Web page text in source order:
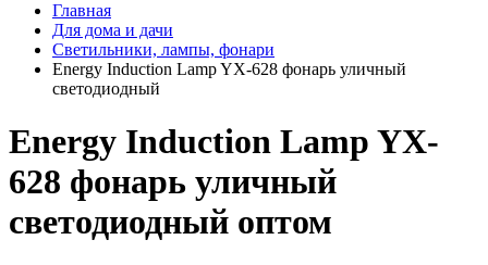
Главная
Для дома и дачи
Светильники, лампы, фонари
Energy Induction Lamp YX-628 фонарь уличный
светодиодный
Energy Induction Lamp YX-
628 фонарь уличный
светодиодный оптом